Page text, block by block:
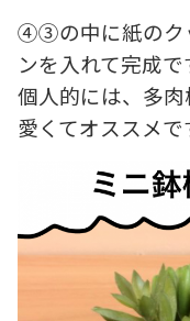
④③の中に紙のク
ンを入れて完成で
個人的には、多
愛くてオススメで